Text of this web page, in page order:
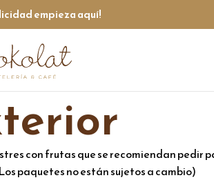
empieza aquí!
con frutas que se recomiendan pedir
paquetes no están sujetos a cambio)